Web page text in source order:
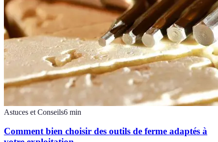
Astuces et Conseils6 min
Comment bien choisir des outils de ferme adaptés à